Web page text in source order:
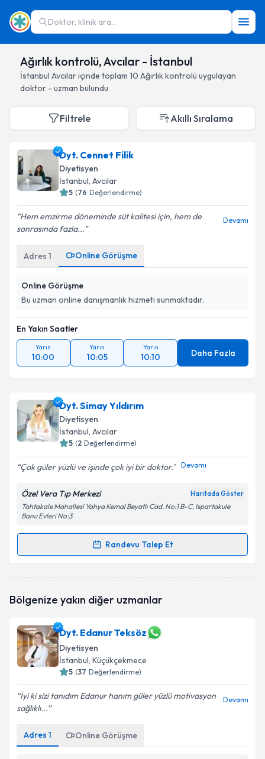
Doktor, klinik ara...
Ağırlık kontrolü, Avcılar - İstanbul
İstanbul Avcılariçinde toplam 10 Ağırlık kontrolü uygulayan
doktor - uzman bulundu
Filtrele Akıllı Sıralama
Dyt. Cennet Filik
Diyetisyen
İstanbul, Avcılar
5 (76 Değerlendirme)
Hem emzirme döneminde süt kalitesi için, hem de
sonrasında fazla...
Devamı
Adres 1 Online Görüşme
Online Görüşme
Bu uzman online danışmanlık hizmeti sunmaktadır.
En Yakın Saatler
Yarın
10:00
Yarın
10:05
Yarın
10:10 Daha Fazla
Dyt. Simay Yıldırım
Diyetisyen
İstanbul, Avcılar
5 (2 Değerlendirme)
Çok güler yüzlü ve işinde çok iyi bir doktor. Devamı
Özel Vera Tıp Merkezi Haritada Göster
Tahtakale Mahallesi Yahya Kemal Beyatlı Cad. No:1 B-C, Ispartakule
Banu Evleri No:3
Randevu Talep Et
Randevu Takvimi Talebi
oluşturun. Size bu uzmandan randevu almanız için bir
E-posta Adresiniz
Kişisel verilerimin işlenmesine ilişkinAydınlatma
Bölgenize yakın diğer uzmanlar
Dyt. Edanur Teksöz
Diyetisyen
İstanbul, Küçükçekmece
5 (37 Değerlendirme)
İyi ki sizi tanıdım Edanur hanım güler yüzlü motivasyon
sağlıklı...
Devamı
Adres 1 Online Görüşme